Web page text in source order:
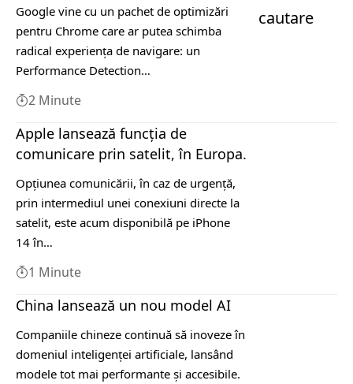
Google vine cu un pachet de optimizări
pentru Chrome care ar putea schimba
radical experiența de navigare: un
Performance Detection…
2 Minute
Apple lansează funcția de
comunicare prin satelit, în Europa.
Opţiunea comunicării, în caz de urgenţă,
prin intermediul unei conexiuni directe la
satelit, este acum disponibilă pe iPhone
14 în…
1 Minute
China lansează un nou model AI
Companiile chineze continuă să inoveze în
domeniul inteligenţei artificiale, lansând
modele tot mai performante şi accesibile.